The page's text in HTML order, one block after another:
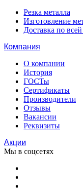
Резка металла
Изготовление
Доставка по
Компания
О компании
История
ГОСТы
Сертификаты
Производители
Отзывы
Вакансии
Реквизиты
Акции
Мы в соцсетях